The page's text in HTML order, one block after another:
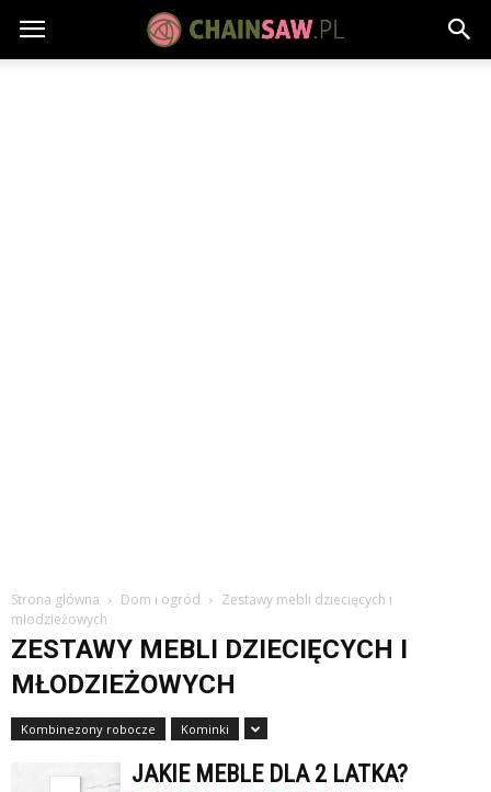
Strona główna Dom i ogród
Zestawy mebli dziecięcych i
młodzieżowych
ZESTAWY MEBLI DZIECIĘCYCH I
MŁODZIEŻOWYCH
Kombinezony robocze Kominki
JAKIE MEBLE DLA 2 LATKA?